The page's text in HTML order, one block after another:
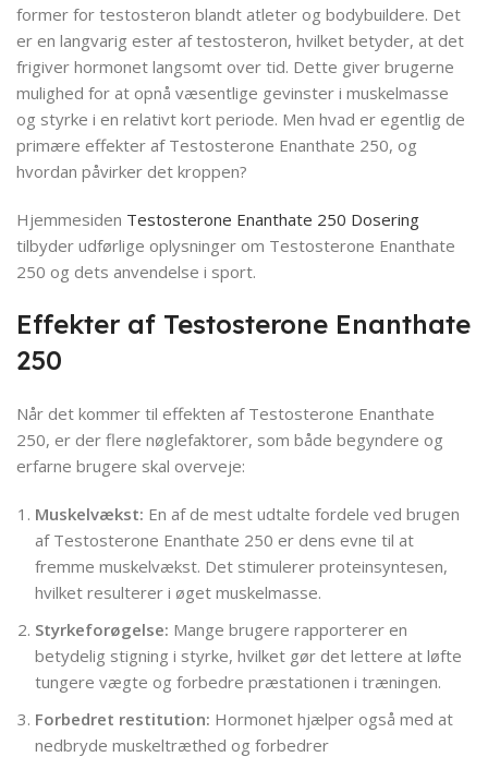
former for testosteron blandt atleter og bodybuildere. Det
er en langvarig ester af testosteron, hvilket betyder, at det
frigiver hormonet langsomt over tid. Dette giver brugerne
mulighed for at opnå væsentlige gevinster i muskelmasse
og styrke i en relativt kort periode. Men hvad er egentlig de
primære effekter af Testosterone Enanthate 250, og
hvordan påvirker det kroppen?
Hjemmesiden Testosterone Enanthate 250 Dosering
tilbyder udførlige oplysninger om Testosterone Enanthate
250 og dets anvendelse i sport.
Effekter af Testosterone Enanthate
250
Når det kommer til effekten af Testosterone Enanthate
250, er der flere nøglefaktorer, som både begyndere og
erfarne brugere skal overveje:
Muskelvækst: En af de mest udtalte fordele ved brugen
af Testosterone Enanthate 250 er dens evne til at
fremme muskelvækst. Det stimulerer proteinsyntesen,
hvilket resulterer i øget muskelmasse.
Styrkeforøgelse: Mange brugere rapporterer en
betydelig stigning i styrke, hvilket gør det lettere at løfte
tungere vægte og forbedre præstationen i træningen.
Forbedret restitution: Hormonet hjælper også med at
nedbryde muskeltræthed og forbedrer